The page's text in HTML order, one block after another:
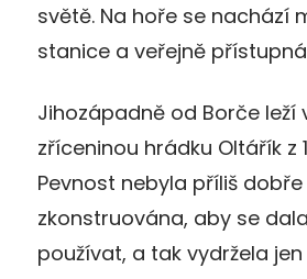
světě. Na hoře se nachází
stanice a veřejně
Jihozápadně od Borče leží
zříceninou hrádku Oltářík z
Pevnost nebyla příliš dobře
zkonstruována, aby se
používat, a tak vydržela